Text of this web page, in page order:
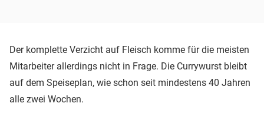
Der komplette Verzicht auf Fleisch komme für die meisten
Mitarbeiter allerdings nicht in Frage. Die Currywurst bleibt
auf dem Speiseplan, wie schon seit mindestens 40 Jahren
alle zwei Wochen.